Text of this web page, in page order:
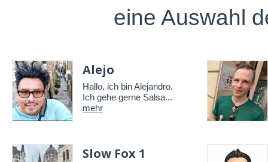
eine Auswahl
Alejo
Hallo, ich bin Alejandro.
Ich gehe gerne Salsa...
mehr
Slow Fox 1